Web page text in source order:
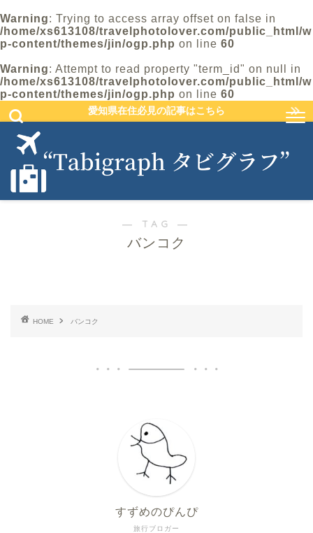
Warning: Trying to access array offset on false in
/home/xs613108/travelphotolover.com/public_html/w
p-content/themes/jin/ogp.php on line 60
Warning: Attempt to read property "term_id" on null in
/home/xs613108/travelphotolover.com/public_html/w
p-content/themes/jin/ogp.php on line 60
愛知県在住必見の記事はこちら
― TAG ―
バンコク
HOME バンコク
旅行ブロガー
すずめのぴんぴ